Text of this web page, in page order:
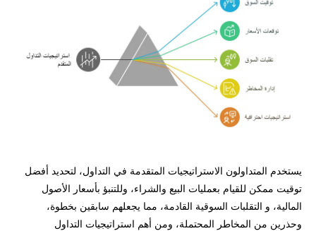
يستخدم المتداولون الاستراتيجيات المتقدمة في التداول، لتحديد أفضل
توقيت ممكن للقيام بعمليات البيع والشراء، وللتنبؤ بأسعار الأصول
المالية، و التقلبات السوقية القادمة، مما يجعلهم سابقين بخطوة،
وحذرين من المخاطر المحتملة، ومن أهم استراتيجيات التداول